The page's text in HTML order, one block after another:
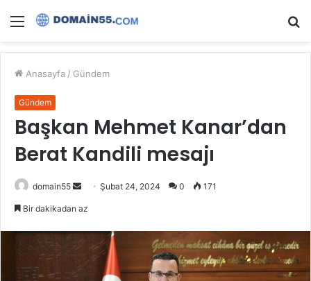
Menü
Anasayfa / Gündem
Gündem
Başkan Mehmet Kanar’dan
Berat Kandili mesajı
domain55
Bir
göndermek
Şubat 24, 2024 0 171
Bir dakikadan az